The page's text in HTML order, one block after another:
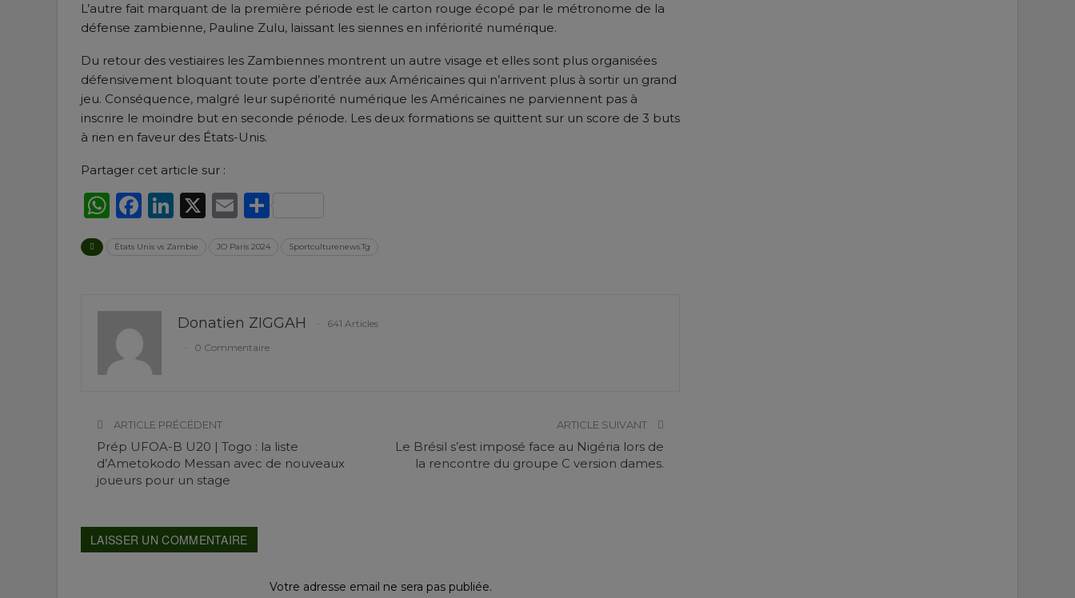
L’autre fait marquant de la première période est le carton rouge écopé par le métronome de la
défense zambienne, Pauline Zulu, laissant les siennes en infériorité numérique.
Du retour des vestiaires les Zambiennes montrent un autre visage et elles sont plus organisées
défensivement bloquant toute porte d’entrée aux Américaines qui n’arrivent plus à sortir un grand
jeu. Conséquence, malgré leur supériorité numérique les Américaines ne parviennent pas à
inscrire le moindre but en seconde période. Les deux formations se quittent sur un score de 3 buts
à rien en faveur des États-Unis.
Partager cet article sur :
WhatsApp
Facebook
LinkedIn
X EmailPartager
États Unis vs Zambie JO Paris 2024 Sportculturenews.Tg
Donatien ZIGGAH
641 Articles
0 Commentaire
ARTICLE PRÉCÉDENT
Prép UFOA-B U20 | Togo : la liste
d’Ametokodo Messan avec de nouveaux
joueurs pour un stage
ARTICLE SUIVANT
Le Brésil s’est imposé face au Nigéria lors de
la rencontre du groupe C version dames.
LAISSER UN COMMENTAIRE
Votre adresse email ne sera pas publiée.